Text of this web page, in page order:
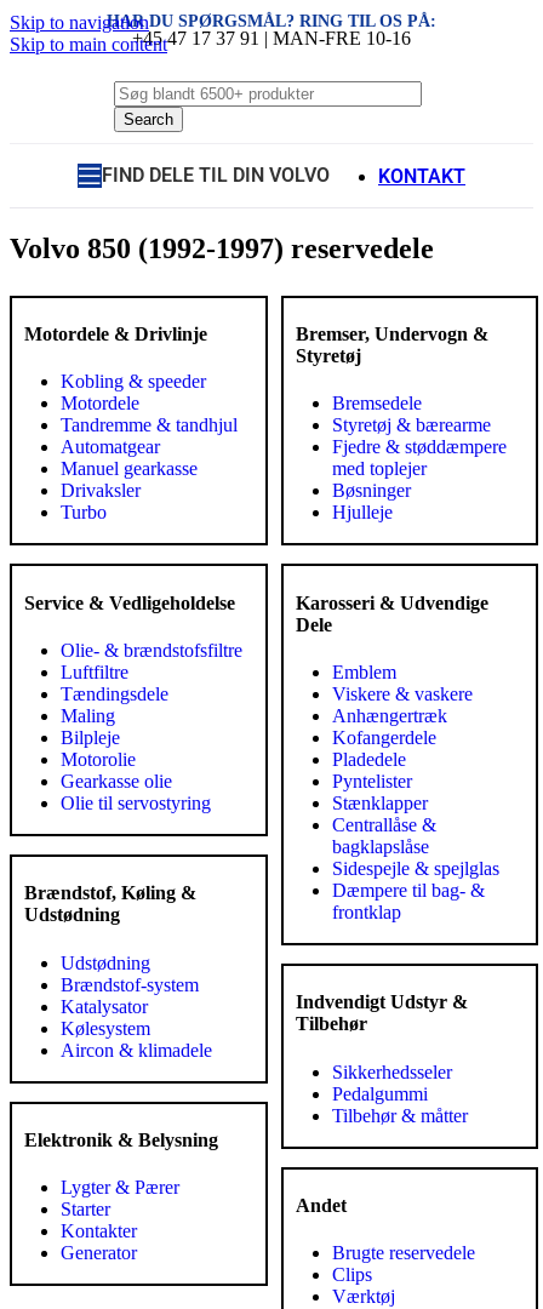
Skip to navigation
Skip to main content
HAR DU SPØRGSMÅL? RING TIL OS PÅ:
+45 47 17 37 91 | MAN-FRE 10-16
Search
FIND DELE TIL DIN VOLVO KONTAKT
Volvo 850 (1992-1997) reservedele
Motordele & Drivlinje
Kobling & speeder
Motordele
Tandremme & tandhjul
Automatgear
Manuel gearkasse
Drivaksler
Turbo
Service & Vedligeholdelse
Olie- & brændstofsfiltre
Luftfiltre
Tændingsdele
Maling
Bilpleje
Motorolie
Gearkasse olie
Olie til servostyring
Brændstof, Køling &
Udstødning
Udstødning
Brændstof-system
Katalysator
Kølesystem
Aircon & klimadele
Elektronik & Belysning
Lygter & Pærer
Starter
Kontakter
Generator
Bremser, Undervogn &
Styretøj
Bremsedele
Styretøj & bærearme
Fjedre & støddæmpere
med toplejer
Bøsninger
Hjulleje
Karosseri & Udvendige
Dele
Emblem
Viskere & vaskere
Anhængertræk
Kofangerdele
Pladedele
Pyntelister
Stænklapper
Centrallåse &
bagklapslåse
Sidespejle & spejlglas
Dæmpere til bag- &
frontklap
Indvendigt Udstyr &
Tilbehør
Sikkerhedsseler
Pedalgummi
Tilbehør & måtter
Andet
Brugte reservedele
Clips
Værktøj